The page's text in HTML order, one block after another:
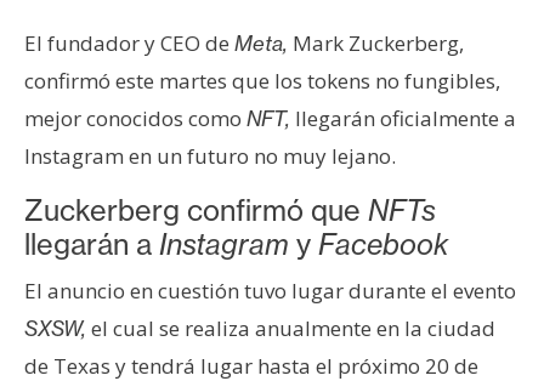
h
e
r
u
m
I
A
El fundador y CEO de Meta, Mark Zuckerberg,
confirmó este martes que los tokens no fungibles,
mejor conocidos como NFT, llegarán oficialmente a
Instagram en un futuro no muy lejano.
Zuckerberg confirmó que NFTs
llegarán a Instagram y Facebook
El anuncio en cuestión tuvo lugar durante el evento
SXSW, el cual se realiza anualmente en la ciudad
de Texas y tendrá lugar hasta el próximo 20 de